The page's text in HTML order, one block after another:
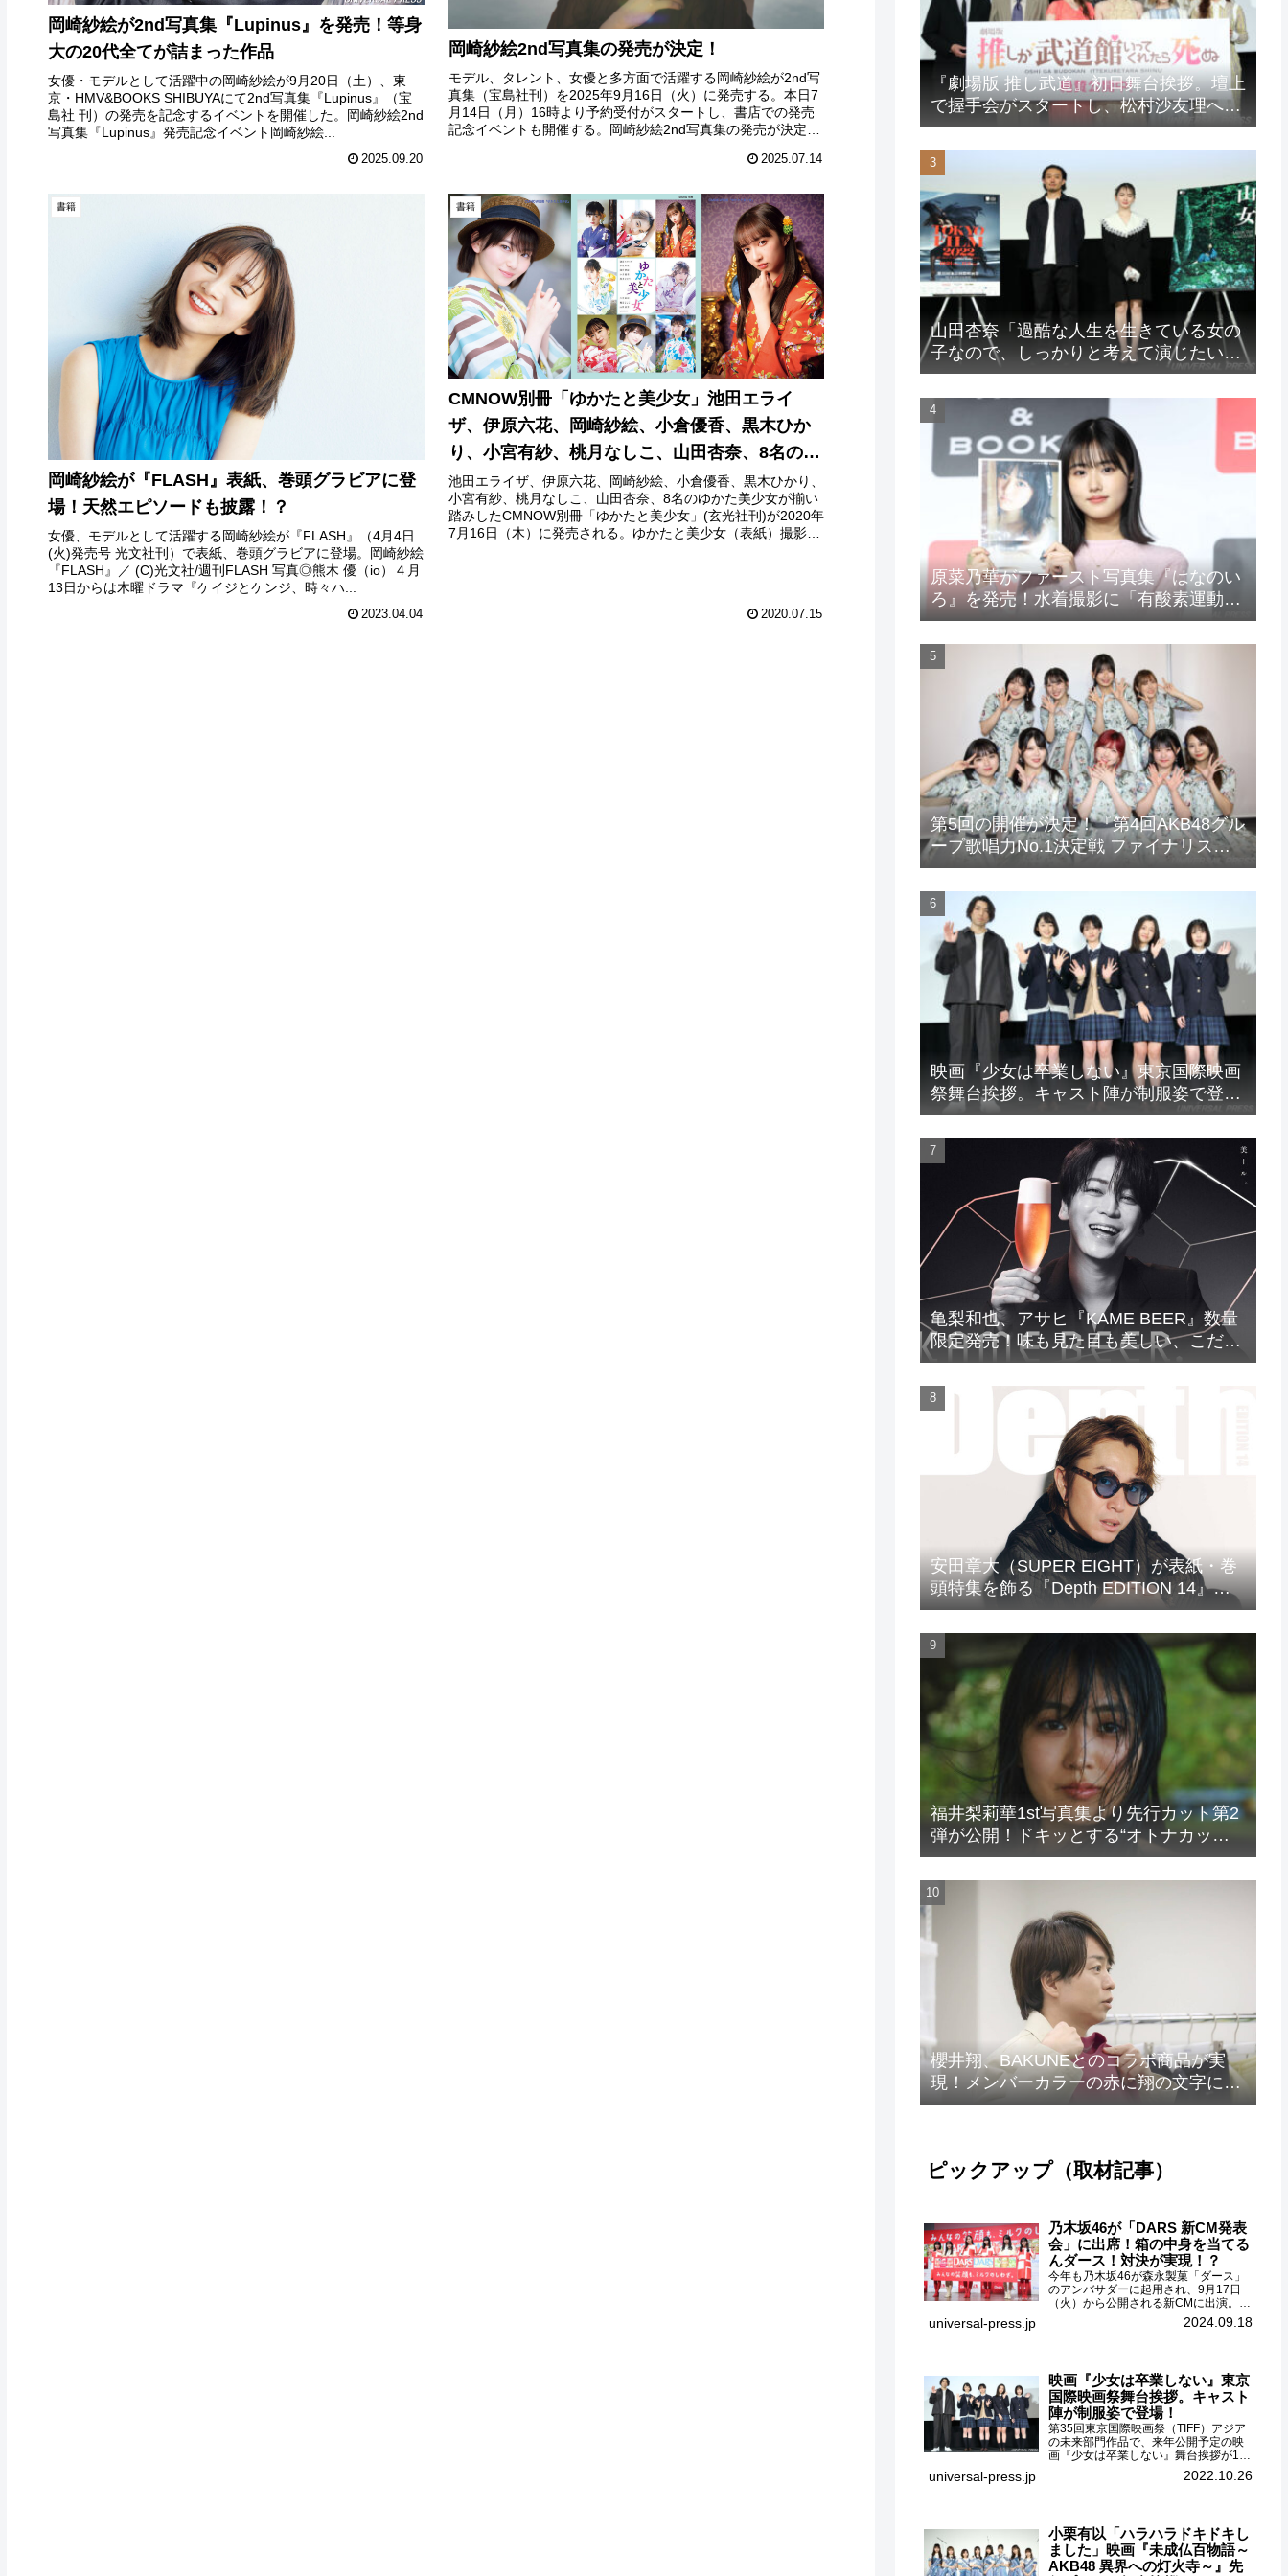
岡崎紗絵が2nd写真集『Lupinus』を発売！等身
大の20代全てが詰まった作品
女優・モデルとして活躍中の岡崎紗絵が9月20日（土）、東
京・HMV&BOOKS SHIBUYAにて2nd写真集『Lupinus』（宝
島社 刊）の発売を記念するイベントを開催した。岡崎紗絵2nd
写真集『Lupinus』発売記念イベント岡崎紗絵...
2025.09.20
岡崎紗絵2nd写真集の発売が決定！
モデル、タレント、女優と多方面で活躍する岡崎紗絵が2nd写
真集（宝島社刊）を2025年9月16日（火）に発売する。本日7
月14日（月）16時より予約受付がスタートし、書店での発売
記念イベントも開催する。岡崎紗絵2nd写真集の発売が決定／
2025.07.14
書籍
岡崎紗絵が『FLASH』表紙、巻頭グラビアに登
場！天然エピソードも披露！？
女優、モデルとして活躍する岡崎紗絵が『FLASH』（4月4日
(火)発売号 光文社刊）で表紙、巻頭グラビアに登場。岡崎紗絵
『FLASH』／ (C)光文社/週刊FLASH 写真◎熊木 優（io）４月
13日からは木曜ドラマ『ケイジとケンジ、時々ハ...
2023.04.04
書籍
CMNOW別冊「ゆかたと美少女」池田エライ
ザ、伊原六花、岡崎紗絵、小倉優香、黒木ひか
り、小宮有紗、桃月なしこ、山田杏奈、8名の美
少女がゆかた姿を披露！
池田エライザ、伊原六花、岡崎紗絵、小倉優香、黒木ひかり、
小宮有紗、桃月なしこ、山田杏奈、8名のゆかた美少女が揃い
踏みしたCMNOW別冊「ゆかたと美少女」(玄光社刊)が2020年
7月16日（木）に発売される。ゆかたと美少女（表紙）撮影／
2020.07.15
『劇場版 推し武道』初日舞台挨拶。壇上
で握手会がスタートし、松村沙友理への
想いをアピール！？
山田杏奈「過酷な人生を生きている女の
子なので、しっかりと考えて演じたいな
と」映画『山女』東京国際映画祭Q&A
原菜乃華がファースト写真集『はなのい
ろ』を発売！水着撮影に「有酸素運動と
筋トレを頑張りました」
第5回の開催が決定！『第4回AKB48グル
ープ歌唱力No.1決定戦 ファイナリスト
LIVE』
映画『少女は卒業しない』東京国際映画
祭舞台挨拶。キャスト陣が制服姿で登
場！
亀梨和也、アサヒ『KAME BEER』数量
限定発売！味も見た目も美しい、こだわ
りのビールがついに完成
安田章大（SUPER EIGHT）が表紙・巻
頭特集を飾る『Depth EDITION 14』が
発売！
福井梨莉華1st写真集より先行カット第2
弾が公開！ドキッとする“オトナカッ
ト”が解禁！
櫻井翔、BAKUNEとのコラボ商品が実
現！メンバーカラーの赤に翔の文字に着
想を得たデザイン
ピックアップ（取材記事）
乃木坂46が「DARS 新CM発表
会」に出席！箱の中身を当てる
んダース！対決が実現！？
今年も乃木坂46が森永製菓「ダース」
のアンバサダーに起用され、9月17日
（火）から公開される新CMに出演。
CMに出演するメンバーの中から岩本蓮
加、梅澤美波、遠藤さくら、賀喜遥
universal-press.jp 2024.09.18
映画『少女は卒業しない』東京
国際映画祭舞台挨拶。キャスト
陣が制服姿で登場！
第35回東京国際映画祭（TIFF）アジア
の未来部門作品で、来年公開予定の映
画『少女は卒業しない』舞台挨拶が10
月26日（水）丸の内ピカデリーで開催
され、出演者の河合優実、小野莉奈、
universal-press.jp 2022.10.26
小栗有以「ハラハラドキドキし
ました」映画『未成仏百物語～
AKB48 異界への灯火寺～』先